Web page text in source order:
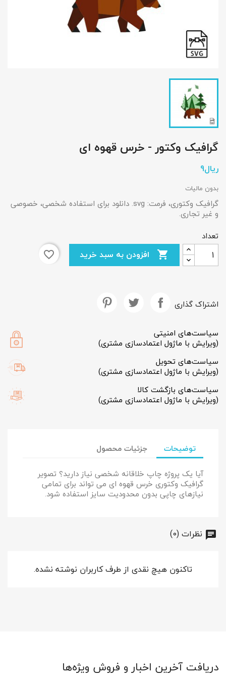
گرافیک وکتور - خرس قهوه ای
بدون مالیات
گرافیک وکتوری، فرمت: svg. دانلود برای استفاده شخصی، خصوصی
و غیر تجاری.
تعداد

favorite_border
اشتراک گذاری
سیاست‌های امنیتی
(ویرایش با ماژول اعتمادسازی مشتری)
سیاست‌های تحویل
(ویرایش با ماژول اعتمادسازی مشتری)
سیاست‌های بازگشت کالا
(ویرایش با ماژول اعتمادسازی مشتری)
توضیحات
جزئیات محصول
آیا یک پروژه چاپ خلاقانه شخصی نیاز دارید؟ تصویر
گرافیک وکتوری خرس قهوه ای می تواند برای تمامی
نیازهای چاپی بدون محدودیت سایز استفاده شود.
نظرات (0)
تاکنون هیچ نقدی از طرف کاربران نوشته نشده.
دریافت آخرین اخبار و فروش ویژه‌ها
نام لیست علاقمندی‌ها
انصراف